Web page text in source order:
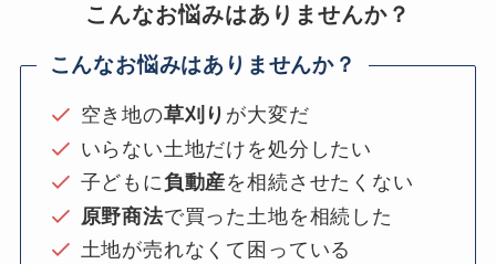
こんなお悩みはありませんか？
こんなお悩みはありませんか？
空き地の草刈り が大変だ
いらない土地だけを処分したい
子どもに負動産を相続させたくない
原野商法で買った土地を相続した
土地が売れなくて困っている